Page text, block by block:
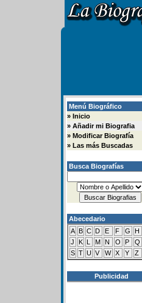
Menú Biográfico
» Inicio
» Añadir mi Biografia
» Modificar Biografía
» Las más Buscadas
Busca Biografías
Abecedario
A B C D E F G H
J
K L M N O P Q
S T U V W X Y Z
Publicidad